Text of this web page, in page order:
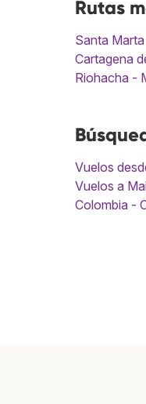
Rutas
Santa
Cartagena
Riohacha -
Vuelos
Vuelos a
Colombia -